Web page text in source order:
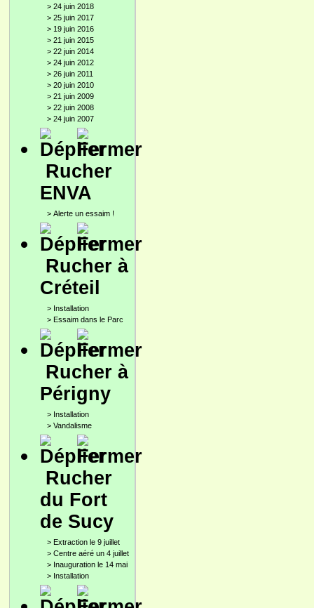
> 24 juin 2018
> 25 juin 2017
> 19 juin 2016
> 21 juin 2015
> 22 juin 2014
> 24 juin 2012
> 26 juin 2011
> 20 juin 2010
> 21 juin 2009
> 22 juin 2008
> 24 juin 2007
Rucher
ENVA
> Alerte un essaim !
Rucher à
Créteil
> Installation
> Essaim dans le Parc
Rucher à
Périgny
> Installation
> Vandalisme
Rucher
du Fort
de Sucy
> Extraction le 9 juillet
> Centre aéré un 4 juillet
> Inauguration le 14 mai
> Installation